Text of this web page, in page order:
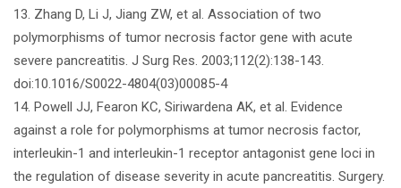
13. Zhang D, Li J, Jiang ZW, et al. Association of two
polymorphisms of tumor necrosis factor gene with acute
severe pancreatitis. J Surg Res. 2003;112(2):138-143.
doi:10.1016/S0022-4804(03)00085-4
14. Powell JJ, Fearon KC, Siriwardena AK, et al. Evidence
against a role for polymorphisms at tumor necrosis factor,
interleukin-1 and interleukin-1 receptor antagonist gene loci in
the regulation of disease severity in acute pancreatitis. Surgery.